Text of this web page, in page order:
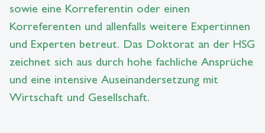
sowie eine Korreferentin oder einen
Korreferenten und allenfalls weitere Expertinnen
und Experten betreut. Das Doktorat an der HSG
zeichnet sich aus durch hohe fachliche Ansprüche
und eine intensive Auseinandersetzung mit
Wirtschaft und Gesellschaft.